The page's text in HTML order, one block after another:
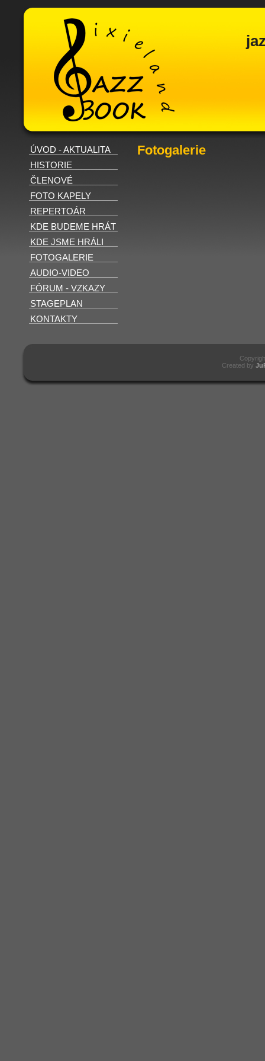
ÚVOD - AKTUALITA
HISTORIE
ČLENOVÉ
FOTO KAPELY
REPERTOÁR
KDE BUDEME HRÁT
KDE JSME HRÁLI
FOTOGALERIE
AUDIO-VIDEO
FÓRUM - VZKAZY
STAGEPLAN
KONTAKTY
Fotogalerie
Created by